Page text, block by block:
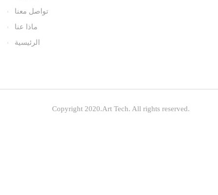
تواصل معنا
ماذا عنا
الرئيسية
Copyright 2020.Art Tech. All rights reserved.